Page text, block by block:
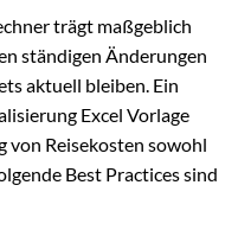
trägt maßgeblich
ständigen Änderungen
aktuell bleiben. Ein
Excel Vorlage
von Reisekosten sowohl
Best Practices sind